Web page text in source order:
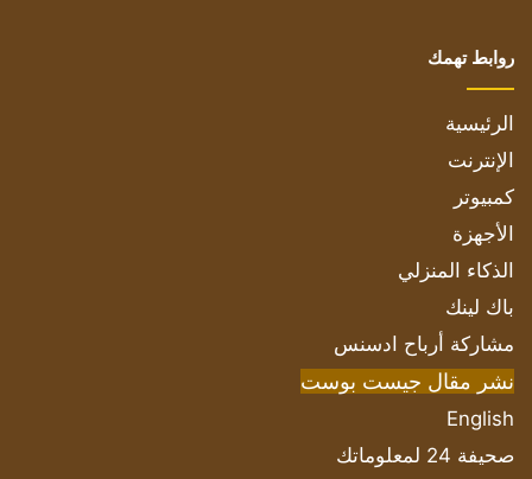
روابط تهمك
الرئيسية
الإنترنت
كمبيوتر
الأجهزة
الذكاء المنزلي
باك لينك
مشاركة أرباح ادسنس
نشر مقال جيست بوست
English
صحيفة 24 لمعلوماتك